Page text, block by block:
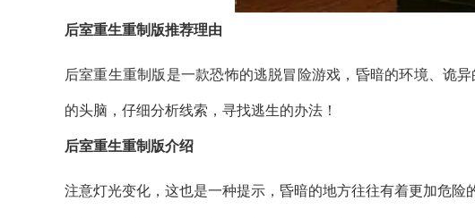
后室重生重制版推荐理由
后室重生重制版是一款恐怖的逃脱冒险游戏，昏暗的环境、诡
的头脑，仔细分析线索，寻找逃生的办法！
后室重生重制版介绍
注意灯光变化，这也是一种提示，昏暗的地方往往有着更加危险